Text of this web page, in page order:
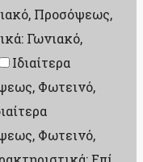
Προσόψεως,
Γωνιακό,
Ιδιαίτερα
Φωτεινό,
Φωτεινό,